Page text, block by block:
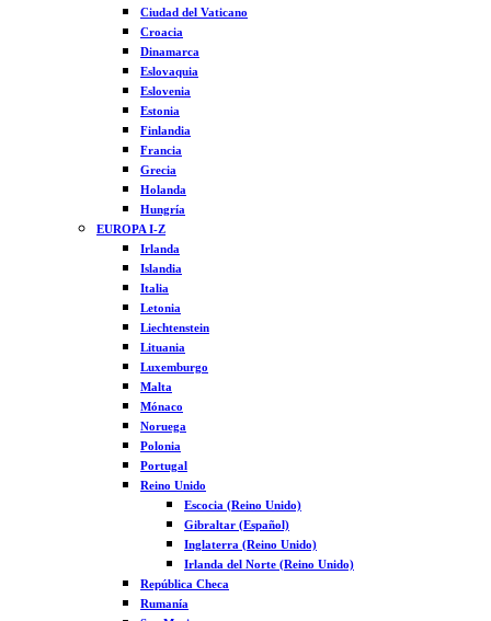
Ciudad del Vaticano
Croacia
Dinamarca
Eslovaquia
Eslovenia
Estonia
Finlandia
Francia
Grecia
Holanda
Hungría
EUROPA I-Z
Irlanda
Islandia
Italia
Letonia
Liechtenstein
Lituania
Luxemburgo
Malta
Mónaco
Noruega
Polonia
Portugal
Reino Unido
Escocia (Reino Unido)
Gibraltar (Español)
Inglaterra (Reino Unido)
Irlanda del Norte (Reino Unido)
República Checa
Rumanía